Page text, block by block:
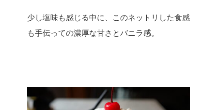
少し塩味も感じる中に、このネットリした食感
も手伝っての濃厚な甘さとバニラ感。